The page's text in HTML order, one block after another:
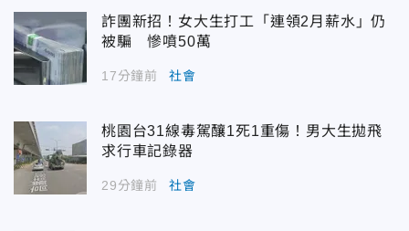
詐團新招！女大生打工「連領2月薪水」仍
被騙 慘噴50萬
17分鐘前 社會
桃園台31線毒駕釀1死1重傷！男大生拋飛
求行車記錄器
29分鐘前 社會